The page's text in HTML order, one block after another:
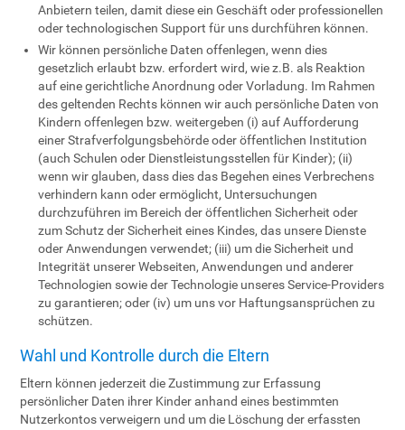
Anbietern teilen, damit diese ein Geschäft oder professionellen
oder technologischen Support für uns durchführen können.
Wir können persönliche Daten offenlegen, wenn dies
gesetzlich erlaubt bzw. erfordert wird, wie z.B. als Reaktion
auf eine gerichtliche Anordnung oder Vorladung. Im Rahmen
des geltenden Rechts können wir auch persönliche Daten von
Kindern offenlegen bzw. weitergeben (i) auf Aufforderung
einer Strafverfolgungsbehörde oder öffentlichen Institution
(auch Schulen oder Dienstleistungsstellen für Kinder); (ii)
wenn wir glauben, dass dies das Begehen eines Verbrechens
verhindern kann oder ermöglicht, Untersuchungen
durchzuführen im Bereich der öffentlichen Sicherheit oder
zum Schutz der Sicherheit eines Kindes, das unsere Dienste
oder Anwendungen verwendet; (iii) um die Sicherheit und
Integrität unserer Webseiten, Anwendungen und anderer
Technologien sowie der Technologie unseres Service-Providers
zu garantieren; oder (iv) um uns vor Haftungsansprüchen zu
schützen.
Wahl und Kontrolle durch die Eltern
Eltern können jederzeit die Zustimmung zur Erfassung
persönlicher Daten ihrer Kinder anhand eines bestimmten
Nutzerkontos verweigern und um die Löschung der erfassten